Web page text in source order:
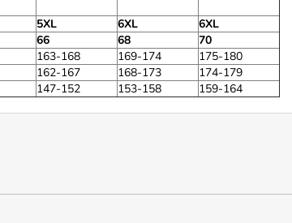
5XL 6XL
6XL
66 68
70
163-168 169-174
175-180
162-167 168-173
174-179
147-152 153-158 159-164